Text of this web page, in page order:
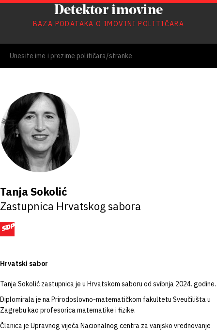
Detektor imovine
BAZA PODATAKA O IMOVINI POLITIČARA
Tanja Sokolić
Zastupnica Hrvatskog sabora
Hrvatski sabor
Tanja Sokolić zastupnica je u Hrvatskom saboru od svibnja 2024. godine.
Diplomirala je na Prirodoslovno-matematičkom fakultetu Sveučilišta u
Zagrebu kao profesorica matematike i fizike.
Članica je Upravnog vijeća Nacionalnog centra za vanjsko vrednovanje